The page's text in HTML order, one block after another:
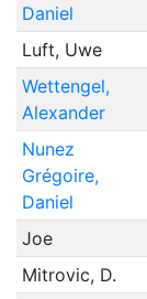
Daniel
Luft, Uwe
Wettengel,
Alexander
Nunez
Grégoire,
Daniel
Joe
Mitrovic, D.